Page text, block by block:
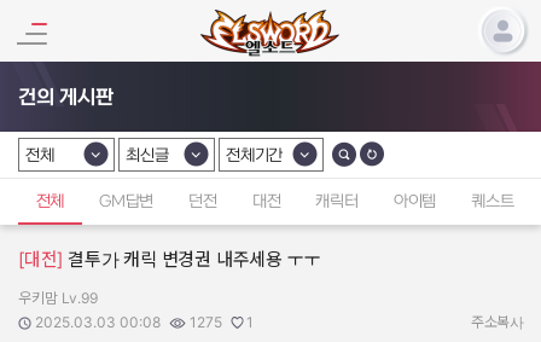
건의 게시판
카테고리 선택
전체
카테고리 선택
최신글
카테고리 선택
전체기간
전체 GM답변 던전 대전 캐릭터 아이템 퀘스트
[대전] 결투가 캐릭 변경권 내주세용 ㅜㅜ
작성자:
우키맘 Lv.99
작성일:
2025.03.03 00:08
조회수:
1275
추천수:
1 주소복사